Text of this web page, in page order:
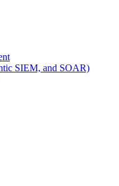
SIEM, and SOAR)